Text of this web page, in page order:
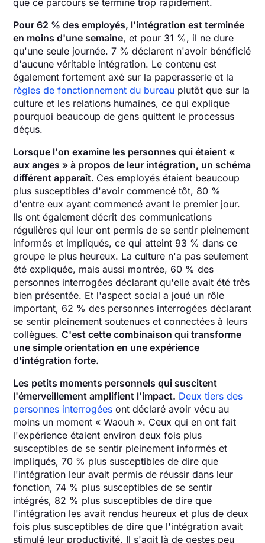
Pour 62 % des employés, l'intégration est terminée
en moins d'une semaine, et pour 31 %, il ne dure
qu'une seule journée. 7 % déclarent n'avoir bénéficié
d'aucune véritable intégration. Le contenu est
également fortement axé sur la paperasserie et la
règles de fonctionnement du bureau plutôt que sur la
culture et les relations humaines, ce qui explique
pourquoi beaucoup de gens quittent le processus
déçus.
Lorsque l'on examine les personnes qui étaient «
aux anges » à propos de leur intégration, un schéma
différent apparaît. Ces employés étaient beaucoup
plus susceptibles d'avoir commencé tôt, 80 %
d'entre eux ayant commencé avant le premier jour.
Ils ont également décrit des communications
régulières qui leur ont permis de se sentir pleinement
informés et impliqués, ce qui atteint 93 % dans ce
groupe le plus heureux. La culture n'a pas seulement
été expliquée, mais aussi montrée, 60 % des
personnes interrogées déclarant qu'elle avait été très
bien présentée. Et l'aspect social a joué un rôle
important, 62 % des personnes interrogées déclarant
se sentir pleinement soutenues et connectées à leurs
collègues.C'est cette combinaison qui transforme
une simple orientation en une expérience
d'intégration forte.
Les petits moments personnels qui suscitent
l'émerveillement amplifient l'impact. Deux tiers des
personnes interrogées ont déclaré avoir vécu au
moins un moment « Waouh ». Ceux qui en ont fait
l'expérience étaient environ deux fois plus
susceptibles de se sentir pleinement informés et
impliqués, 70 % plus susceptibles de dire que
l'intégration leur avait permis de réussir dans leur
fonction, 74 % plus susceptibles de se sentir
intégrés, 82 % plus susceptibles de dire que
l'intégration les avait rendus heureux et plus de deux
fois plus susceptibles de dire que l'intégration avait
stimulé leur productivité. Il s'agit là de gestes peu